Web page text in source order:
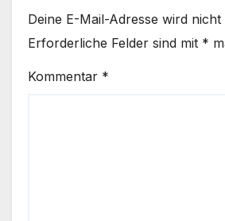
Deine E-Mail-Adresse wird
Erforderliche Felder sind mit *
Kommentar *